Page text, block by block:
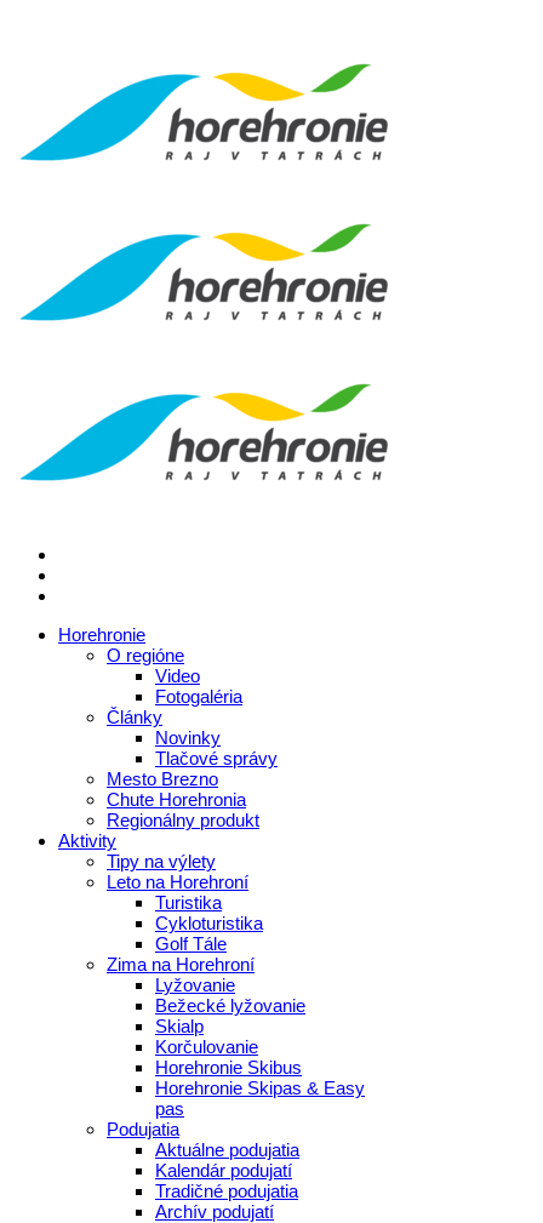
Horehronie
O regióne
Video
Fotogaléria
Články
Novinky
Tlačové správy
Mesto Brezno
Chute Horehronia
Regionálny produkt
Aktivity
Tipy na výlety
Leto na Horehroní
Turistika
Cykloturistika
Golf Tále
Zima na Horehroní
Lyžovanie
Bežecké lyžovanie
Skialp
Korčulovanie
Horehronie Skibus
Horehronie Skipas & Easy
pas
Podujatia
Aktuálne podujatia
Kalendár podujatí
Tradičné podujatia
Archív podujatí